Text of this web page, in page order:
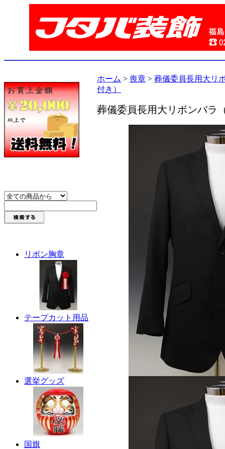
リボン胸章
テープカット用品
選挙グッズ
国旗
ホーム > 喪章 > 葬儀委員長用大リ
付き）
葬儀委員長用大リボンバラ